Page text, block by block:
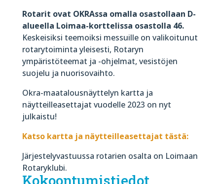
Rotarit ovat OKRAssa omalla osastollaan D-
alueella Loimaa-korttelissa osastolla 46.
Keskeisiksi teemoiksi messuille on valikoitunut
rotarytoiminta yleisesti, Rotaryn
ympäristöteemat ja -ohjelmat, vesistöjen
suojelu ja nuorisovaihto.
Okra-maatalousnäyttelyn kartta ja
näytteilleasettajat vuodelle 2023 on nyt
julkaistu!
Katso kartta ja näytteilleasettajat tästä:
Järjestelyvastuussa rotarien osalta on Loimaan
Rotaryklubi.
Kokoontumistiedot